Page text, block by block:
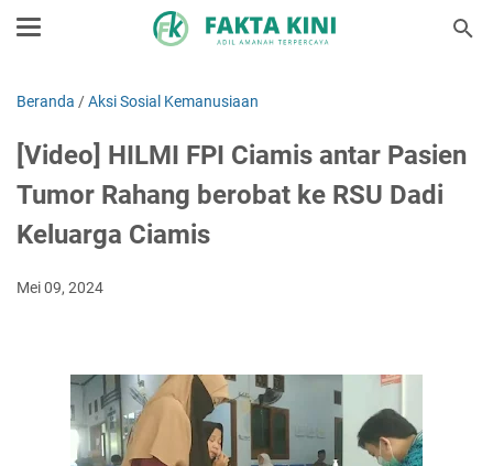
Beranda /Aksi Sosial Kemanusiaan
[Video] HILMI FPI Ciamis antar Pasien
Tumor Rahang berobat ke RSU Dadi
Keluarga Ciamis
Mei 09, 2024